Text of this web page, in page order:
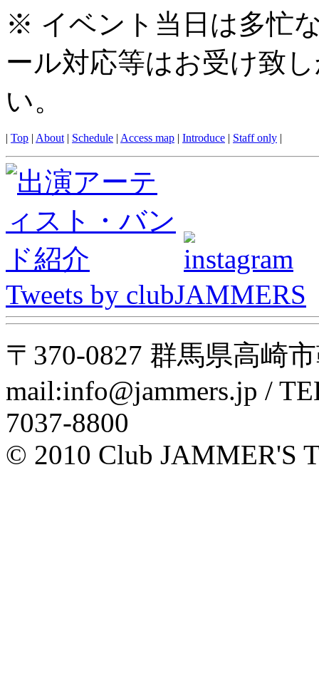
※ イベント当日は多忙
ール対応等はお受け致
い。
| Top | About | Schedule | Access map | Introduce | Staff only |
Tweets by clubJAMMERS
〒370-0827 群馬県高崎
mail:info@jammers.jp /
7037-8800
© 2010 Club JAMMER'S